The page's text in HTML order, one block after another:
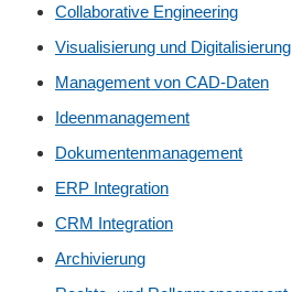
Collaborative Engineering
Visualisierung und Digitalisierung
Management von CAD-Daten
Ideenmanagement
Dokumentenmanagement
ERP Integration
CRM Integration
Archivierung